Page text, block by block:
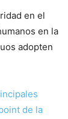
en el
en la
adopten
de la